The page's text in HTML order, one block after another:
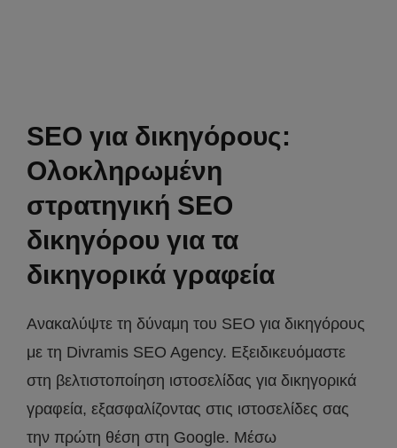
SEO για δικηγόρους:
Ολοκληρωμένη
στρατηγική SEO
δικηγόρου για τα
δικηγορικά γραφεία
Ανακαλύψτε τη δύναμη του SEO για δικηγόρους
με τη Divramis SEO Agency. Εξειδικευόμαστε
στη βελτιστοποίηση ιστοσελίδας για δικηγορικά
γραφεία, εξασφαλίζοντας στις ιστοσελίδες σας
την πρώτη θέση στη Google. Μέσω